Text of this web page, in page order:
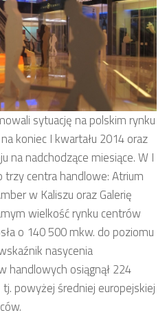
sytuację na polskim rynku
koniec I kwartału 2014 oraz
na nadchodzące miesiące. W I
centra handlowe: Atrium
w Kaliszu oraz Galerię
wielkość rynku centrów
o 140 500 mkw. do poziomu
nasycenia
handlowych osiągnął 224
powyżej średniej europejskiej